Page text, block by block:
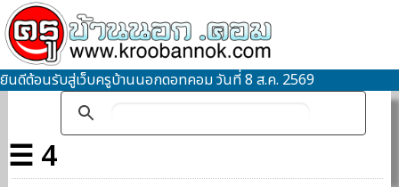
ยินดีต้อนรับสู่เว็บครูบ้านนอกดอทคอม วันที่ 8 ส.ค. 2569
☰ 4